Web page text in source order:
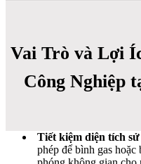
Vai Trò và Lợi
Công Nghiệp
Tiết kiệm diện tích
phép để bình gas